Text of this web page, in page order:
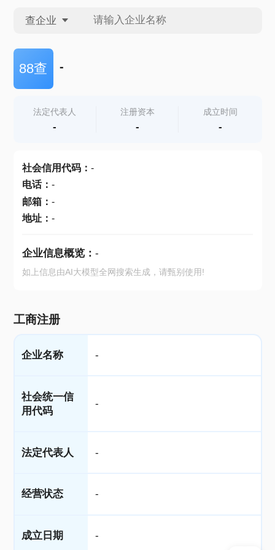
查企业
查企业
查产地
88查 -
法定代表人
-
注册资本
-
成立时间
-
社会信用代码： -
电话： -
邮箱： -
地址： -
企业信息概览： -
如上信息由AI大模型全网搜索生成，请甄别使用!
工商注册
企业名称 -
社会统一信
用代码
-
法定代表人 -
经营状态 -
成立日期 -